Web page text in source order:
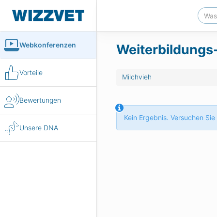
Webkonferenzen
Vorteile
Bewertungen
Unsere DNA
Milchvieh
Kein Ergebnis. Versuchen